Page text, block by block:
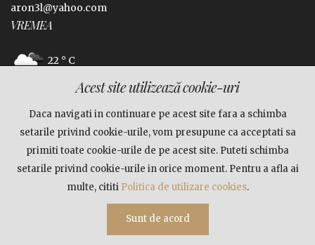
Acest site utilizează cookie-uri
Daca navigati in continuare pe acest site fara a schimba
setarile privind cookie-urile, vom presupune ca acceptati sa
primiti toate cookie-urile de pe acest site. Puteti schimba
setarile privind cookie-urile in orice moment. Pentru a afla ai
multe, cititi Politica de utilizare cookies.
Sunt de acord
aron3l@yahoo.com
VREMEA
22 ° C
Cabana Rustik|Termeni si conditii
Politica de confidentialitate|Politica de cookies